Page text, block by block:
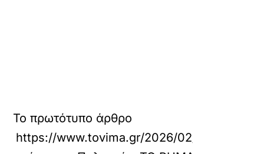
Το πρωτότυπο άρθρο
https://www.tovima.gr/2026/02/13/